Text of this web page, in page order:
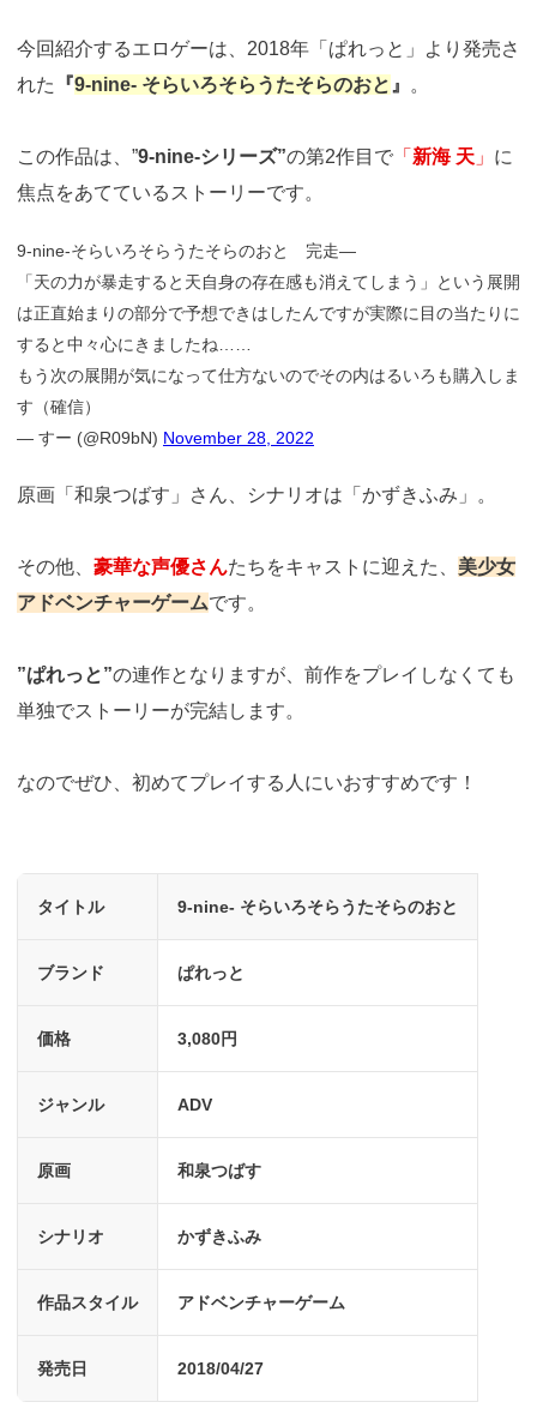
今回紹介するエロゲーは、2018年「ぱれっと」より発売さ
れた
『9-nine- そらいろそらうたそらのおと 』 。
この作品は、”9-nine-シリーズ”の第2作目で 「 新海 天 」 に
焦点をあてているストーリーです。
9-nine-そらいろそらうたそらのおと 完走―
「天の力が暴走すると天自身の存在感も消えてしまう」という展開
は正直始まりの部分で予想できはしたんですが実際に目の当たりに
すると中々心にきましたね……
もう次の展開が気になって仕方ないのでその内はるいろも購入しま
す（確信）
— すー (@R09bN) November 28, 2022
原画「和泉つばす」さん、シナリオは「かずきふみ」。
その他、 豪華な声優さんたちをキャストに迎えた、 美少女
アドベンチャーゲームです。
”ぱれっと”の連作となりますが、前作をプレイしなくても
単独でストーリーが完結します。
なのでぜひ、初めてプレイする人にいおすすめです！
タイトル 9-nine- そらいろそらうたそらのおと
ブランド ぱれっと
価格 3,080円
ジャンル ADV
原画 和泉つばす
シナリオ かずきふみ
作品スタイル アドベンチャーゲーム
発売日 2018/04/27